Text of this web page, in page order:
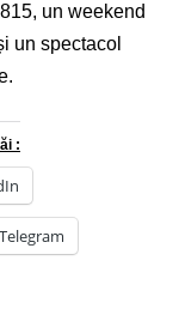
un weekend
un spectacol
:
Telegram